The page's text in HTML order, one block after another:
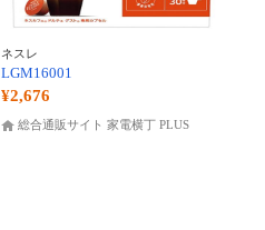
ネスレ
LGM16001
¥2,676
総合通販サイト 家電横丁 PLUS